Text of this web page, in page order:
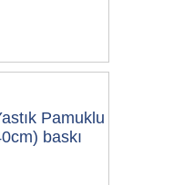
Pamuklu
baskı